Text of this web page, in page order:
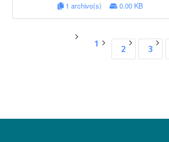
1 archivo(s) 0.00 KB
1 2 3